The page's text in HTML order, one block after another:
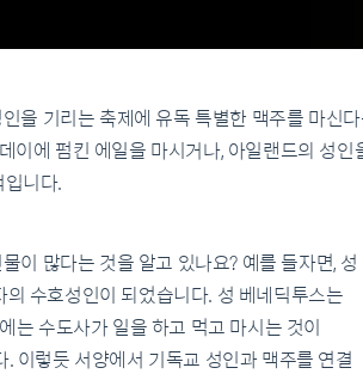
을 기리는 축제에 유독 특별한 맥주를 마신
이에 펌킨 에일을 마시거나, 아일랜드의 성인
니다.
이 많다는 것을 알고 있나요? 예를 들자면, 성
수호성인이 되었습니다. 성 베네딕투스는
는 수도사가 일을 하고 먹고 마시는 것이
이렇듯 서양에서 기독교 성인과 맥주를 연결